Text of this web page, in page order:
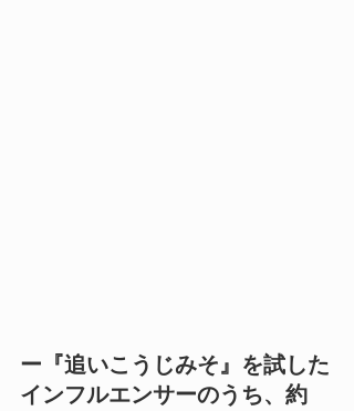
ー『追いこうじみそ』を試した
インフルエンサーのうち、約